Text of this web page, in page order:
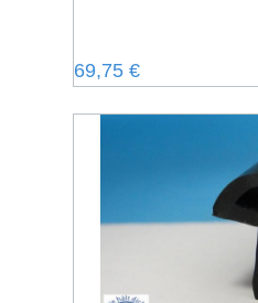
Regulärer Preis:
69,75 €